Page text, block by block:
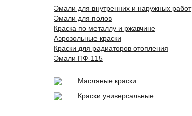
Эмали для внутренних и наружных работ
Эмали для полов
Краска по металлу и ржавчине
Аэрозольные краски
Краски для радиаторов отопления
Эмали ПФ-115
Масляные краски
Краски универсальные